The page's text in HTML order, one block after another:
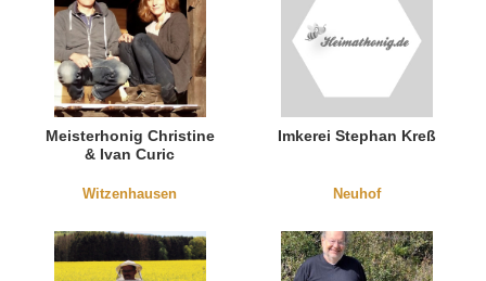
Meisterhonig Christine
& Ivan Curic
Witzenhausen
Imkerei Stephan Kreß
Neuhof